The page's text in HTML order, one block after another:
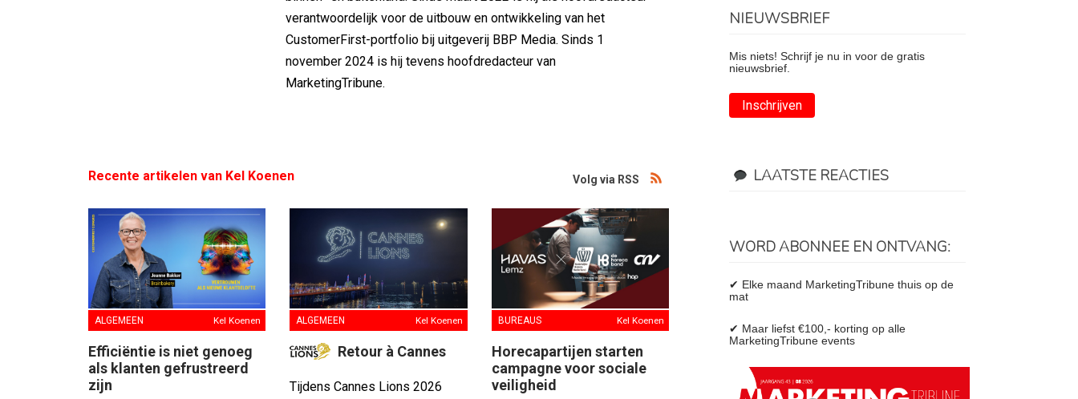
verantwoordelijk voor de uitbouw en ontwikkeling van het
CustomerFirst-portfolio bij uitgeverij BBP Media. Sinds 1
november 2024 is hij tevens hoofdredacteur van
MarketingTribune.
Recente artikelen van Kel Koenen Volg via RSS
ALGEMEEN Kel Koenen
Efficiëntie is niet genoeg
als klanten gefrustreerd
zijn
ALGEMEEN Kel Koenen
Retour à Cannes
Tijdens Cannes Lions 2026
BUREAUS Kel Koenen
Horecapartijen starten
campagne voor sociale
veiligheid
NIEUWSBRIEF
Mis niets! Schrijf je nu in voor de gratis
nieuwsbrief.
Inschrijven
LAATSTE REACTIES
WORD ABONNEE EN ONTVANG:
✔ Elke maand MarketingTribune thuis op de
mat
✔ Maar liefst €100,- korting op alle
MarketingTribune events